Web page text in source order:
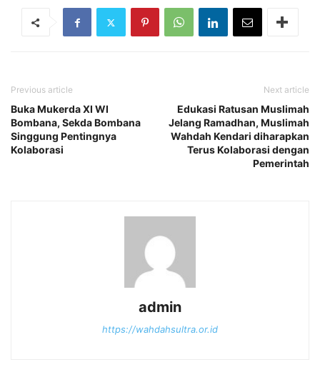
Previous article
Buka Mukerda XI WI
Bombana, Sekda Bombana
Singgung Pentingnya
Kolaborasi
Next article
Edukasi Ratusan Muslimah
Jelang Ramadhan, Muslimah
Wahdah Kendari diharapkan
Terus Kolaborasi dengan
Pemerintah
admin
https://wahdahsultra.or.id